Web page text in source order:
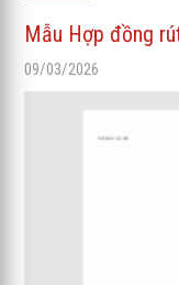
Mẫu Hợp đồng
09/03/2026